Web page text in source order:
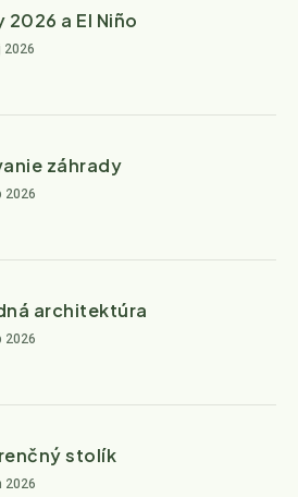
2026 a El Niño
2026
záhrady
2026
architektúra
2026
stolík
2026